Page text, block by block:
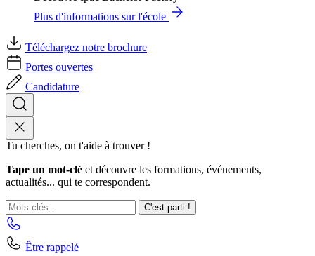
Plus d'informations sur l'école
Téléchargez notre brochure
Portes ouvertes
Candidature
Tu cherches, on t'aide à trouver !
Tape un mot-clé et découvre les formations, événements,
actualités... qui te correspondent.
C'est parti !
Être rappelé